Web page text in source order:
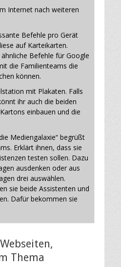
Internet nach weiteren
Befehle pro Gerät
auf Karteikarten.
Befehle für Google
die Familienteams die
können.
mit Plakaten. Falls
ihr auch die beiden
einbauen und die
Mediengalaxie“ begrüßt
Erklärt ihnen, dass sie
testen sollen. Dazu
ausdenken oder aus
drei auswählen.
sie beide Assistenten und
Dafür bekommen sie
Thema